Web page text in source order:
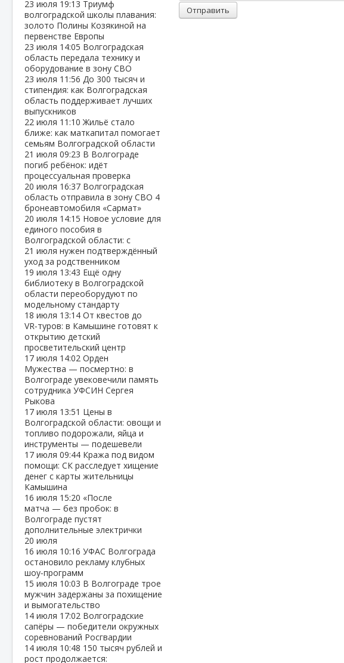
23 июля 19:13 Триумф
волгоградской школы плавания:
золото Полины Козякиной на
первенстве Европы
23 июля 14:05 Волгоградская
область передала технику и
оборудование в зону СВО
23 июля 11:56 До 300 тысяч и
стипендия: как Волгоградская
область поддерживает лучших
выпускников
22 июля 11:10Жильё стало
ближе: как маткапитал помогает
семьям Волгоградской области
21 июля 09:23 В Волгограде
погиб ребёнок: идёт
процессуальная проверка
20 июля 16:37 Волгоградская
область отправила в зону СВО 4
бронеавтомобиля «Сармат»
20 июля 14:15 Новое условие для
единого пособия в
Волгоградской области: с
21 июля нужен подтверждённый
уход за родственником
19 июля 13:43 Ещё одну
библиотеку в Волгоградской
области переоборудуют по
модельному стандарту
18 июля 13:14 От квестов до
VR‑туров: в Камышине готовят к
открытию детский
просветительский центр
17 июля 14:02 Орден
Мужества — посмертно: в
Волгограде увековечили память
сотрудника УФСИН Сергея
Рыкова
17 июля 13:51 Цены в
Волгоградской области: овощи и
топливо подорожали, яйца и
инструменты — подешевели
17 июля 09:44 Кража под видом
помощи: СК расследует хищение
денег с карты жительницы
Камышина
16 июля 15:20 «После
матча — без пробок: в
Волгограде пустят
дополнительные электрички
20 июля
16 июля 10:16 УФАС Волгограда
остановило рекламу клубных
шоу‑программ
15 июля 10:03 В Волгограде трое
мужчин задержаны за похищение
и вымогательство
14 июля 17:02 Волгоградские
сапёры — победители окружных
соревнований Росгвардии
14 июля 10:48 150 тысяч рублей и
рост продолжается:
Отправить